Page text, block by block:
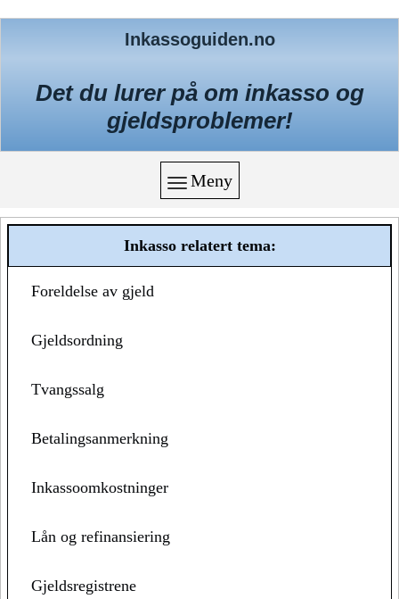
Inkassoguiden.no
Det du lurer på om inkasso og
gjeldsproblemer!
Meny
Inkasso relatert tema:
Foreldelse av gjeld
Gjeldsordning
Tvangssalg
Betalingsanmerkning
Inkassoomkostninger
Lån og refinansiering
Gjeldsregistrene